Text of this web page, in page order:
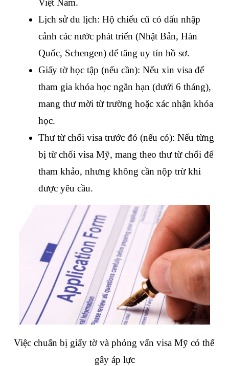
Việt Nam.
Lịch sử du lịch: Hộ chiếu cũ có dấu nhập
cảnh các nước phát triển (Nhật Bản, Hàn
Quốc, Schengen) để tăng uy tín hồ sơ.
Giấy tờ học tập (nếu cần): Nếu xin visa để
tham gia khóa học ngắn hạn (dưới 6 tháng),
mang thư mời từ trường hoặc xác nhận khóa
học.
Thư từ chối visa trước đó (nếu có): Nếu từng
bị từ chối visa Mỹ, mang theo thư từ chối để
tham khảo, nhưng không cần nộp trừ khi
được yêu cầu.
Việc chuẩn bị giấy tờ và phỏng vấn visa Mỹ có thể
gây áp lực